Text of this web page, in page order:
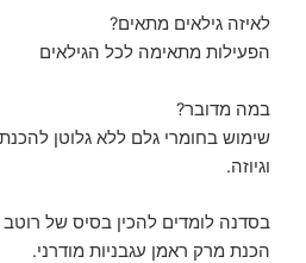
לאיזה גילאים מתאים?
הפעילות מתאימה לכל הגילאים
במה מדובר?
שימוש בחומרי גלם ללא גלוטן
וגיוזה.
בסדנה לומדים להכין בסיס של רוטב
הכנת מרק ראמן עגבניות מודרני.